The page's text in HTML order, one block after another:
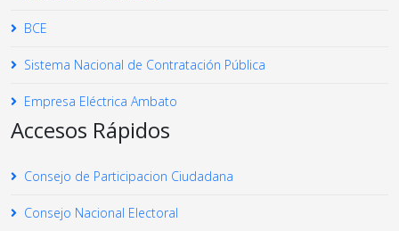
BCE
Sistema Nacional de Contratación Pública
Empresa Eléctrica Ambato
Accesos Rápidos
Consejo de Participacion Ciudadana
Consejo Nacional Electoral